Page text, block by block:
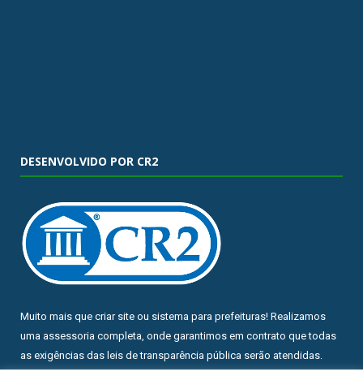
DESENVOLVIDO POR CR2
Muito mais que criar site ou sistema para prefeituras! Realizamos
uma assessoria completa, onde garantimos em contrato que todas
as exigências das leis de transparência pública serão atendidas.